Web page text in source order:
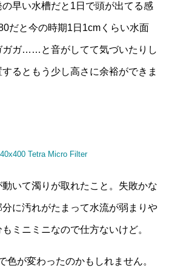
早い水槽だと1日で頭が出てる感
だと今の時期1日1cmくらい水面
ガガ……と音がしてて気づいたりし
るともう少し高さに余裕ができま
いて濁りが取れたこと。失敗かな
に汚れがたまって水流が弱まりや
ミニミニなので仕方ないけど。
色が変わったのかもしれません。